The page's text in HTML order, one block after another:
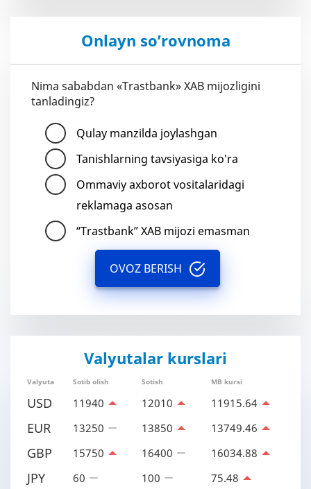
Onlayn so’rovnoma
Nima sababdan «Trastbank» XAB mijozligini
tanladingiz?
Qulay manzilda joylashgan
Tanishlarning tavsiyasiga ko'ra
Ommaviy axborot vositalaridagi
reklamaga asosan
“Trastbank” XAB mijozi emasman
OVOZ BERISH
Valyutalar kurslari
Valyuta Sotib olish Sotish MB kursi
USD 11940 12010 11915.64
EUR 13250 13850 13749.46
GBP 15750 16400 16034.88
JPY 60 100 75.48